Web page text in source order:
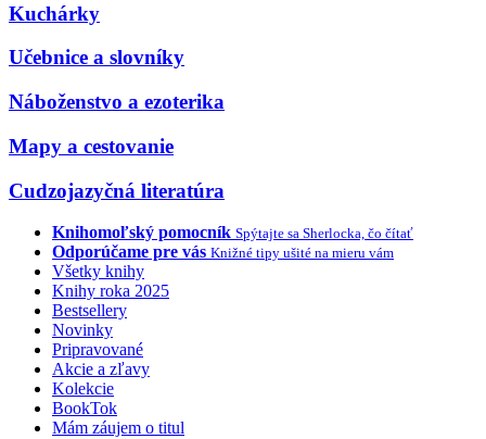
Kuchárky
Učebnice a slovníky
Náboženstvo a ezoterika
Mapy a cestovanie
Cudzojazyčná literatúra
Knihomoľský pomocník Spýtajte sa Sherlocka, čo čítať
Odporúčame pre vás Knižné tipy ušité na mieru vám
Všetky knihy
Knihy roka 2025
Bestsellery
Novinky
Pripravované
Akcie a zľavy
Kolekcie
BookTok
Mám záujem o titul